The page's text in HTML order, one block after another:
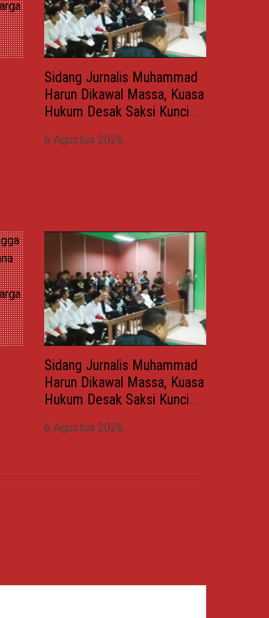
Sidang Jurnalis Muhammad
Harun Dikawal Massa, Kuasa
Hukum Desak Saksi Kunci
6 Agustus 2026
Sidang Jurnalis Muhammad
Harun Dikawal Massa, Kuasa
Hukum Desak Saksi Kunci
6 Agustus 2026